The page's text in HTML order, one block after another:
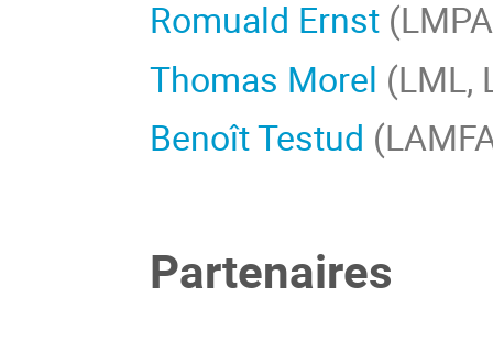
Romuald Ernst
Thomas Morel (LML,
Benoît Testud
Partenaires